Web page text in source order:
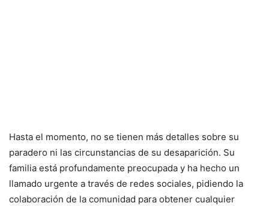
Hasta el momento, no se tienen más detalles sobre su
paradero ni las circunstancias de su desaparición. Su
familia está profundamente preocupada y ha hecho un
llamado urgente a través de redes sociales, pidiendo la
colaboración de la comunidad para obtener cualquier